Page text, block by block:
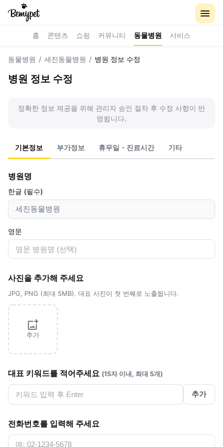
홈 콘텐츠 쇼핑 커뮤니티 동물병원 서비스
동물병원 / 세진동물병원 / 병원 정보 수정
병원 정보 수정
정확한 정보 제공을 위해 관리자 승인 절차 후 수정 사항이 반
영됩니다.
기본정보 부가정보 휴무일・진료시간 기타
병원명
한글 (필수)
영문
사진을 추가해 주세요
JPG, PNG (최대 5MB). 대표 사진이 첫 번째로 노출됩니다.
추가
대표 키워드를 적어주세요 (15자 이내, 최대 5개)
추가
전화번호를 입력해 주세요